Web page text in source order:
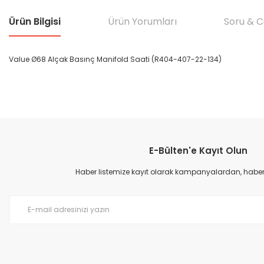
Ürün Bilgisi Ürün Yorumları Soru &
Value Ø68 Alçak Basınç Manifold Saati (R404-407-22-134)
Ürün resmi kalitesiz, bozuk veya görüntülenemiyor.
Ürün açıklamasında eksik bilgiler bulunuyor.
E-Bülten'e Kayıt Olun
Haber listemize kayıt olarak kampanyalardan,